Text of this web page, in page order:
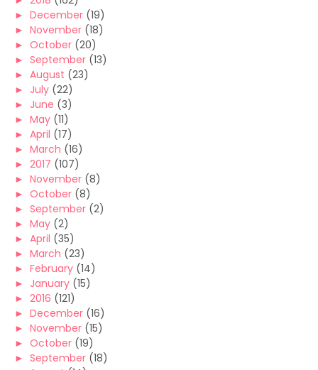
► December (19)
► November (18)
► October (20)
► September (13)
► August (23)
► July (22)
► June (3)
► May (11)
► April (17)
► March (16)
► 2017 (107)
► November (8)
► October (8)
► September (2)
► May (2)
► April (35)
► March (23)
► February (14)
► January (15)
► 2016 (121)
► December (16)
► November (15)
► October (19)
► September (18)